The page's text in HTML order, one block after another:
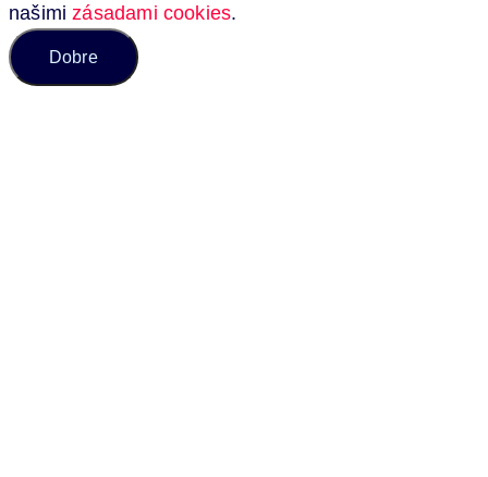
našimizásadami cookies.
Dobre